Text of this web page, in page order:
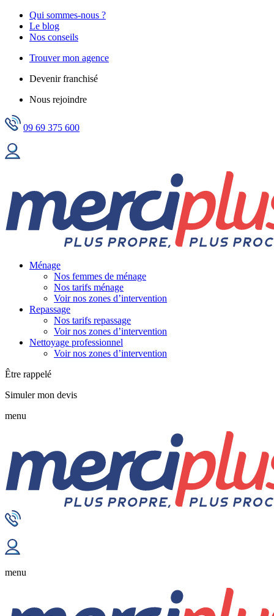
Qui sommes-nous ?
Le blog
Nos conseils
Trouver mon agence
Devenir franchisé
Nous rejoindre
09 69 375 600
Ménage
Nos femmes de ménage
Nos tarifs ménage
Voir nos zones d’intervention
Repassage
Nos tarifs repassage
Voir nos zones d’intervention
Nettoyage professionnel
Voir nos zones d’intervention
Être rappelé
Simuler mon devis
menu
menu